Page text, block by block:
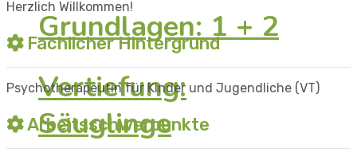
Grundlagen: 1 + 2
Vertiefung:
Säuglinge
Herzlich Willkommen!
Fachlicher Hintergrund
Psychotherapeutin für Kinder und Jugendliche (VT)
Arbeitsschwerpunkte